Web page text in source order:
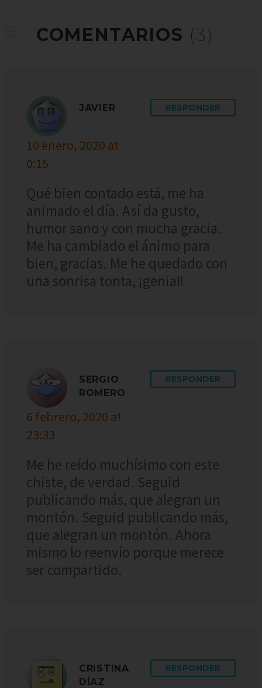
COMENTARIOS (3)
JAVIER
10 enero, 2020 at
0:15
RESPONDER
Qué bien contado está, me ha
animado el día. Así da gusto,
humor sano y con mucha gracia.
Me ha cambiado el ánimo para
bien, gracias. Me he quedado con
una sonrisa tonta, ¡genial!
SERGIO
ROMERO
6 febrero, 2020 at
23:33
RESPONDER
Me he reído muchísimo con este
chiste, de verdad. Seguid
publicando más, que alegran un
montón. Seguid publicando más,
que alegran un montón. Ahora
mismo lo reenvío porque merece
ser compartido.
CRISTINA
DÍAZ
RESPONDER